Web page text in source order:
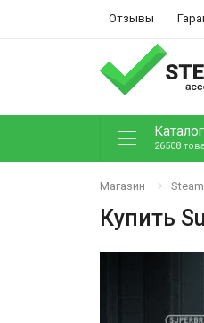
Отзывы
Каталог
26508
Магазин
Купить